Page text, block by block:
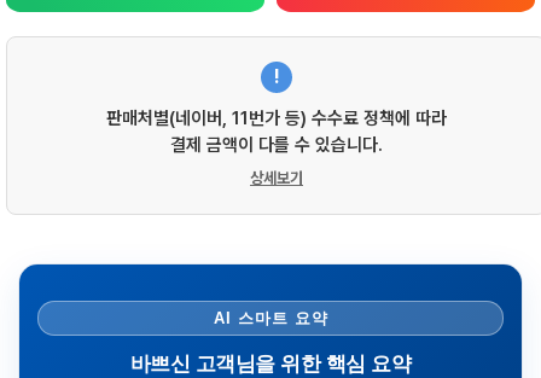
!
판매처별(네이버, 11번가 등) 수수료 정책에 따라
결제 금액이 다를 수 있습니다.
상세보기
AI 스마트 요약
바쁘신 고객님을 위한 핵심 요약